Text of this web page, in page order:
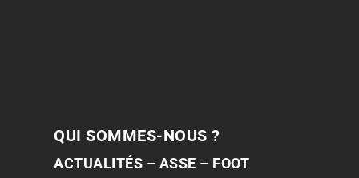
QUI SOMMES-NOUS ?
ACTUALITÉS – ASSE – FOOT